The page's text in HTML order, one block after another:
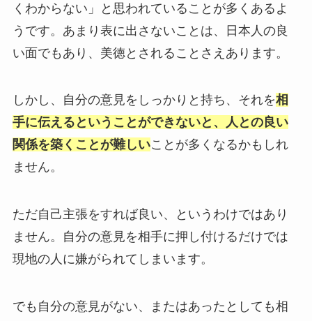
くわからない」と思われていることが多くあるよ
うです。あまり表に出さないことは、日本人の良
い面でもあり、美徳とされることさえあります。
しかし、自分の意見をしっかりと持ち、それを相
手に伝えるということができないと、人との良い
関係を築くことが難しいことが多くなるかもしれ
ません。
ただ自己主張をすれば良い、というわけではあり
ません。自分の意見を相手に押し付けるだけでは
現地の人に嫌がられてしまいます。
でも自分の意見がない、またはあったとしても相